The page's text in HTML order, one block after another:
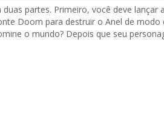
partes. Primeiro, você deve lançar
Doom para destruir o Anel de
o mundo? Depois que seu